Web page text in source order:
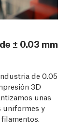
± 0.03 mm
de 0.05
3D
unas
uniformes y